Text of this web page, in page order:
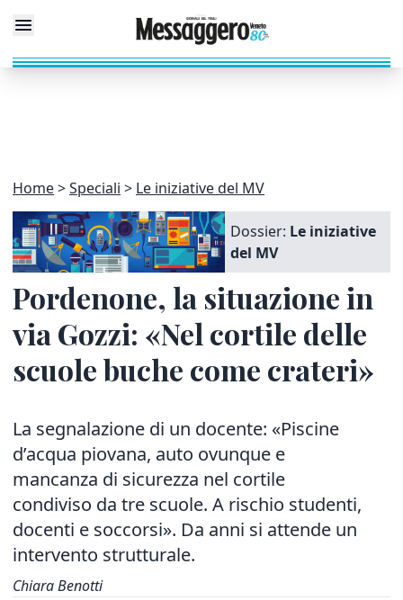
Home Speciali Le iniziative del MV
Dossier: Le iniziative
del MV
Pordenone, la situazione in
via Gozzi: «Nel cortile delle
scuole buche come crateri»
La segnalazione di un docente: «Piscine
d’acqua piovana, auto ovunque e
mancanza di sicurezza nel cortile
condiviso da tre scuole. A rischio studenti,
docenti e soccorsi». Da anni si attende un
intervento strutturale.
Chiara Benotti